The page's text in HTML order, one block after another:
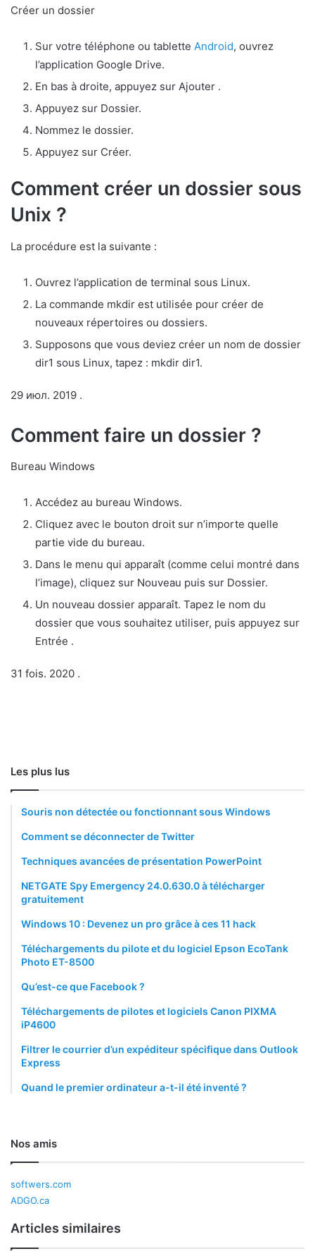
Créer un dossier
Sur votre téléphone ou tablette Android, ouvrez
l’application Google Drive.
En bas à droite, appuyez sur Ajouter .
Appuyez sur Dossier.
Nommez le dossier.
Appuyez sur Créer.
Comment créer un dossier sous
Unix ?
La procédure est la suivante :
Ouvrez l’application de terminal sous Linux.
La commande mkdir est utilisée pour créer de
nouveaux répertoires ou dossiers.
Supposons que vous deviez créer un nom de dossier
dir1 sous Linux, tapez : mkdir dir1.
29 июл. 2019 .
Comment faire un dossier ?
Bureau Windows
Accédez au bureau Windows.
Cliquez avec le bouton droit sur n’importe quelle
partie vide du bureau.
Dans le menu qui apparaît (comme celui montré dans
l’image), cliquez sur Nouveau puis sur Dossier.
Un nouveau dossier apparaît. Tapez le nom du
dossier que vous souhaitez utiliser, puis appuyez sur
Entrée .
31 fois. 2020 .
Les plus lus
Souris non détectée ou fonctionnant sous Windows
Comment se déconnecter de Twitter
Techniques avancées de présentation PowerPoint
NETGATE Spy Emergency 24.0.630.0 à télécharger
gratuitement
Windows 10 : Devenez un pro grâce à ces 11 hack
Téléchargements du pilote et du logiciel Epson EcoTank
Photo ET-8500
Qu’est-ce que Facebook ?
Téléchargements de pilotes et logiciels Canon PIXMA
iP4600
Filtrer le courrier d’un expéditeur spécifique dans Outlook
Express
Quand le premier ordinateur a-t-il été inventé ?
Nos amis
softwers.com
ADGO.ca
Articles similaires